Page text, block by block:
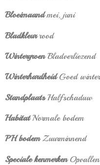
Bloeimaandmei, juni
Bladkleurrood
WintergroenBladverliezend
WinterhardheidGoed
StandplaatsHalfschaduw
HabitatNormale bodem
PH bodemZuurminnend
Speciale kenmerken